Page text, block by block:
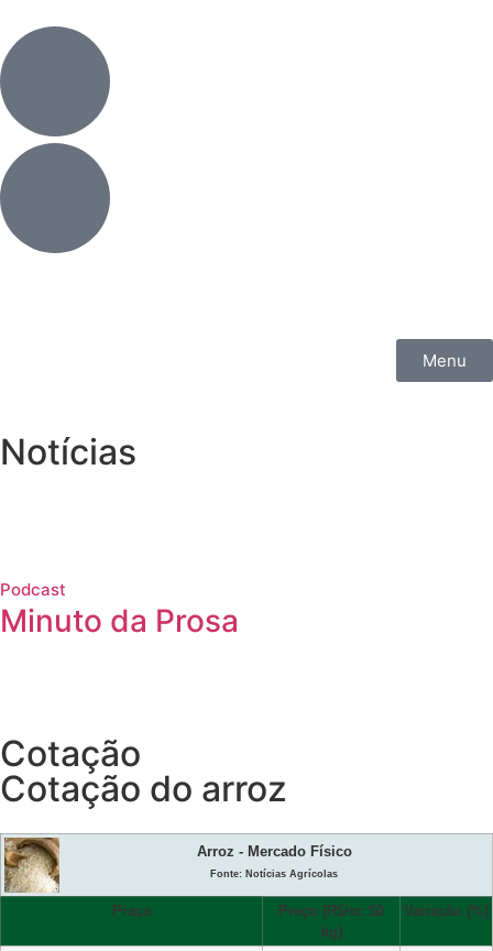
Menu
Notícias
Podcast
Minuto da Prosa
Cotação
Cotação do arroz
Arroz - Mercado Físico
Fonte: Notícias Agrícolas
Praça
Preço (R$/sc 50
kg)
Variação (%)